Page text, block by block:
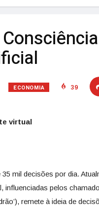
ECONOMIA 39
virtual
mil decisões por dia.
influenciadas pelos
remete à ideia de